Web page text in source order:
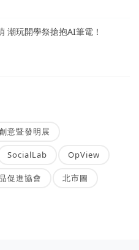
潮玩開學祭搶抱AI筆電！
意暨發明展
SocialLab OpView
促進協會 北市圖